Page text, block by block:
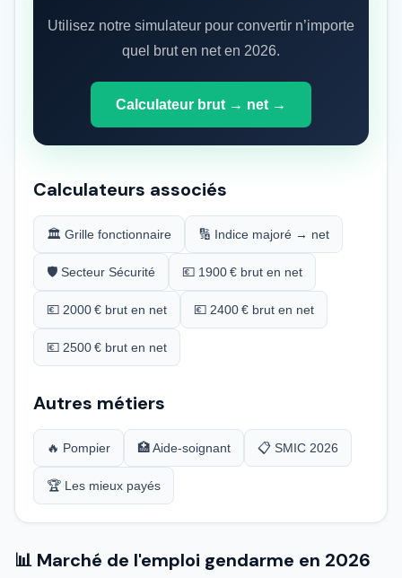
Utilisez notre simulateur pour convertir n’importe
quel brut en net en 2026.
Calculateur brut → net →
Calculateurs associés
🏛️ Grille fonctionnaire 🔢 Indice majoré → net
🛡️ Secteur Sécurité 💶 1900 € brut en net
💶 2000 € brut en net 💶 2400 € brut en net
💶 2500 € brut en net
Autres métiers
🔥 Pompier 🏥 Aide-soignant 📋 SMIC 2026
🏆 Les mieux payés
📊 Marché de l'emploi gendarme en 2026